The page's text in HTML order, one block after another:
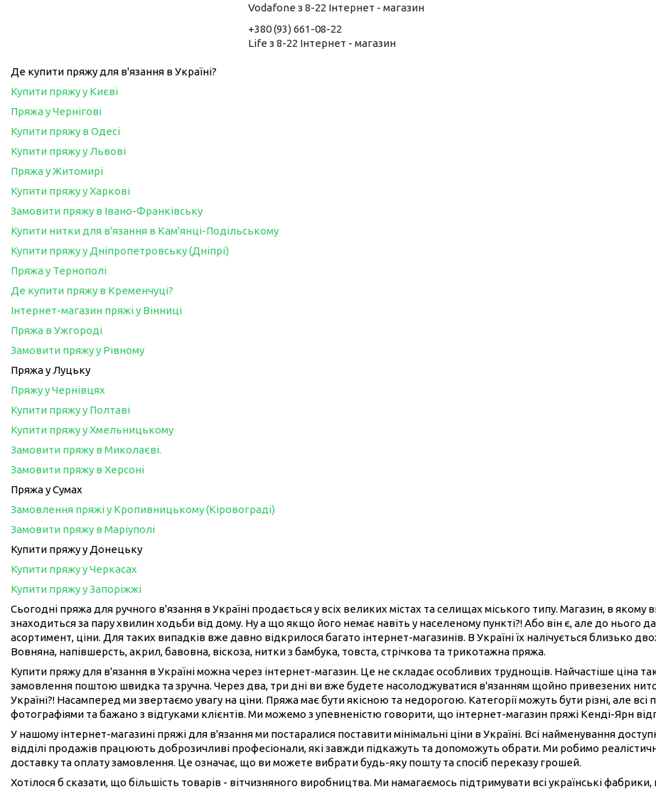
Vodafone з 8-22 Інтернет - магазин
+380 (93) 661-08-22
Life з 8-22 Інтернет - магазин
Де купити пряжу для в'язання в Україні?
Купити пряжу у Києві
Пряжа у Чернігові
Купити пряжу в Одесі
Купити пряжу у Львові
Пряжа у Житомирі
Купити пряжу у Харкові
Замовити пряжу в Івано-Франківську
Купити нитки для в'язання в Кам'янці-Подільському
Купити пряжу у Дніпропетровську (Дніпрі)
Пряжа у Тернополі
Де купити пряжу в Кременчуці?
Інтернет-магазин пряжі у Вінниці
Пряжа в Ужгороді
Замовити пряжу у Рівному
Пряжа у Луцьку
Пряжу у Чернівцях
Купити пряжу у Полтаві
Купити пряжу у Хмельницькому
Замовити пряжу в Миколаєві.
Замовити пряжу в Херсоні
Пряжа у Сумах
Замовлення пряжі у Кропивницькому (Кіровограді)
Замовити пряжу в Маріуполі
Купити пряжу у Донецьку
Купити пряжу у Черкасах
Купити пряжу у Запоріжжі
Сьогодні пряжа для ручного в'язання в Україні продається у всіх великих містах та селищах міського типу. Магазин, в
знаходиться за пару хвилин ходьби від дому. Ну а що якщо його немає навіть у населеному пункті?! Або він є, але до нього
асортимент, ціни. Для таких випадків вже давно відкрилося багато інтернет-магазинів. В Україні їх налічується близько
Вовняна, напівшерсть, акрил, бавовна, віскоза, нитки з бамбука, товста, стрічкова та трикотажна пряжа.
Купити пряжу для в'язання в Україні можна через інтернет-магазин. Це не складає особливих труднощів. Найчастіше ціна
замовлення поштою швидка та зручна. Через два, три дні ви вже будете насолоджуватися в'язанням щойно привезених
Україні?! Насамперед ми звертаємо увагу на ціни. Пряжа має бути якісною та недорогою. Категорії можуть бути різні, але
фотографіями та бажано з відгуками клієнтів. Ми можемо з упевненістю говорити, що інтернет-магазин пряжі Кенді-Ярн
У нашому інтернет-магазині пряжі для в'язання ми постаралися поставити мінімальні ціни в Україні. Всі найменування
відділі продажів працюють доброзичливі професіонали, які завжди підкажуть та допоможуть обрати. Ми робимо
доставку та оплату замовлення. Це означає, що ви можете вибрати будь-яку пошту та спосіб переказу грошей.
Хотілося б сказати, що більшість товарів - вітчизняного виробництва. Ми намагаємось підтримувати всі українські